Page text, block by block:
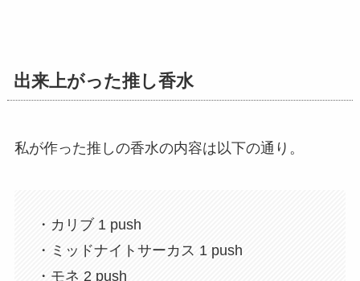
出来上がった推し香水
私が作った推しの香水の内容は以下の通り。
・カリブ 1 push
・ミッドナイトサーカス 1 push
・モネ 2 push